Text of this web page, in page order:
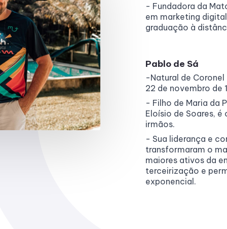
- Fundadora da
em marketing
graduação à
Pablo de Sá
-Natural de
22 de novembro de
- Filho de Maria da
Eloísio de Soares,
irmãos.
- Sua liderança e
transformaram o
maiores ativos da
terceirização e
exponencial.
0